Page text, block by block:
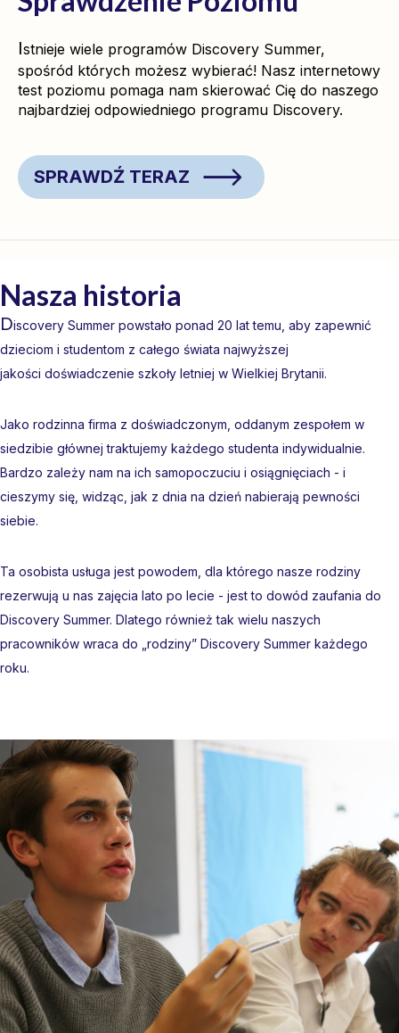
Istnieje wiele programów Discovery Summer,
spośród których możesz wybierać! Nasz internetowy
test poziomu pomaga nam skierować Cię do naszego
najbardziej odpowiedniego programu Discovery.
SPRAWDŹ TERAZ
Nasza historia
Discovery Summer powstało ponad 20 lat temu, aby zapewnić
dzieciom i studentom z całego świata najwyższej
jakości doświadczenie szkoły letniej w Wielkiej Brytanii.
Jako rodzinna firma z doświadczonym, oddanym zespołem w
siedzibie głównej traktujemy każdego studenta indywidualnie.
Bardzo zależy nam na ich samopoczuciu i osiągnięciach - i
cieszymy się, widząc, jak z dnia na dzień nabierają pewności
siebie.
Ta osobista usługa jest powodem, dla którego nasze rodziny
rezerwują u nas zajęcia lato po lecie - jest to dowód zaufania do
Discovery Summer. Dlatego również tak wielu naszych
pracowników wraca do „rodziny” Discovery Summer każdego
roku.